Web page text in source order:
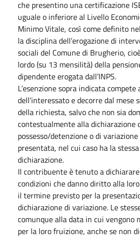
che presentino una certificazione
uguale o inferiore al Livello
Minimo Vitale, così come definito
la disciplina dell’erogazione di
sociali del Comune di Brugherio,
lordo (su 13 mensilità) della
dipendente erogata dall’INPS.
L’esenzione sopra indicata
dell’interessato e decorre dal mese
della richiesta, salvo che non sia
contestualmente alla dichiarazione
possesso/detenzione o di
presentata, nel cui caso ha la
dichiarazione.
Il contribuente è tenuto a
condizioni che danno diritto alla
il termine previsto per la
dichiarazione di variazione. Le
comunque alla data in cui vengono
per la loro fruizione, anche se non